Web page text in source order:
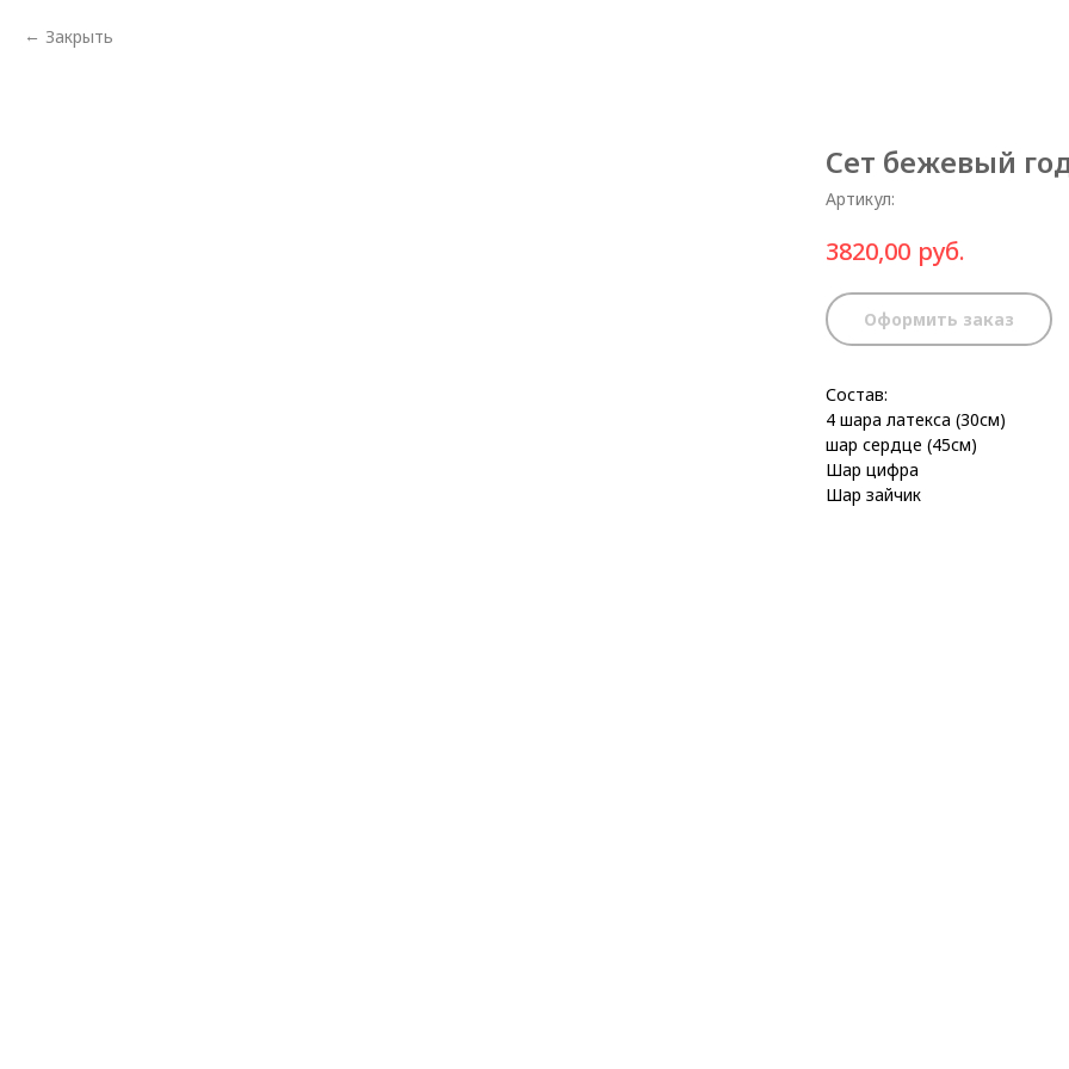
Закрыть
Сет бежевый
Артикул:
3820,00 руб.
Оформить заказ
Состав:
4 шара латекса (30см)
шар сердце (45см)
Шар цифра
Шар зайчик